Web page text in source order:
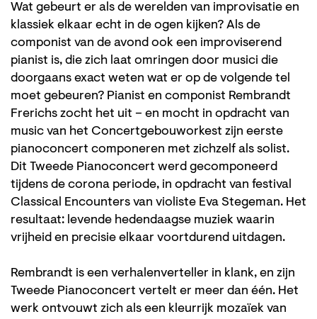
Wat gebeurt er als de werelden van improvisatie en
klassiek elkaar echt in de ogen kijken? Als de
componist van de avond ook een improviserend
pianist is, die zich laat omringen door musici die
doorgaans exact weten wat er op de volgende tel
moet gebeuren? Pianist en componist Rembrandt
Frerichs zocht het uit – en mocht in opdracht van
music van het Concertgebouworkest zijn eerste
pianoconcert componeren met zichzelf als solist.
Dit Tweede Pianoconcert werd gecomponeerd
tijdens de corona periode, in opdracht van festival
Classical Encounters van violiste Eva Stegeman. Het
resultaat: levende hedendaagse muziek waarin
vrijheid en precisie elkaar voortdurend uitdagen.
Rembrandt is een verhalenverteller in klank, en zijn
Tweede Pianoconcert vertelt er meer dan één. Het
werk ontvouwt zich als een kleurrijk mozaïek van